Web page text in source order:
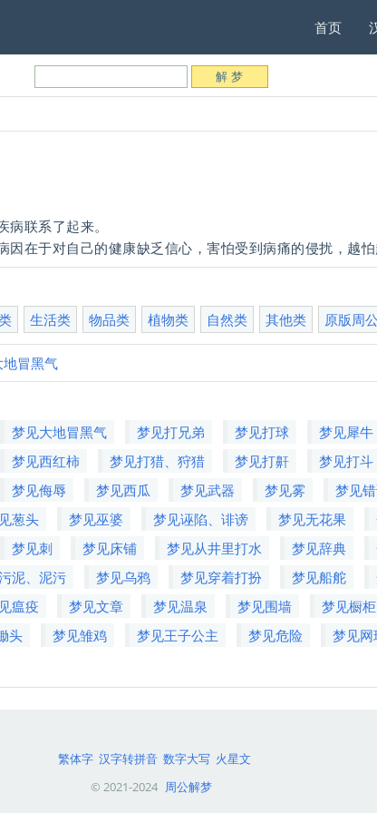
首页
联系了起来。
在于对自己的健康缺乏信心，害怕受到病痛的侵扰，越怕
生活类 物品类 植物类 自然类 其他类 原版周
地冒黑气
梦见大地冒黑气 梦见打兄弟 梦见打球 梦见犀牛
梦见西红柿 梦见打猎、狩猎 梦见打鼾 梦见打斗
梦见侮辱 梦见西瓜 梦见武器 梦见雾 梦见
葱头 梦见巫婆 梦见诬陷、诽谤 梦见无花果
梦见刺 梦见床铺 梦见从井里打水 梦见辞典
泥、泥污 梦见乌鸦 梦见穿着打扮 梦见船舵
瘟疫 梦见文章 梦见温泉 梦见围墙 梦见橱柜
头 梦见雏鸡 梦见王子公主 梦见危险 梦见网
繁体字 汉字转拼音 数字大写 火星文
© 2021-2024 周公解梦